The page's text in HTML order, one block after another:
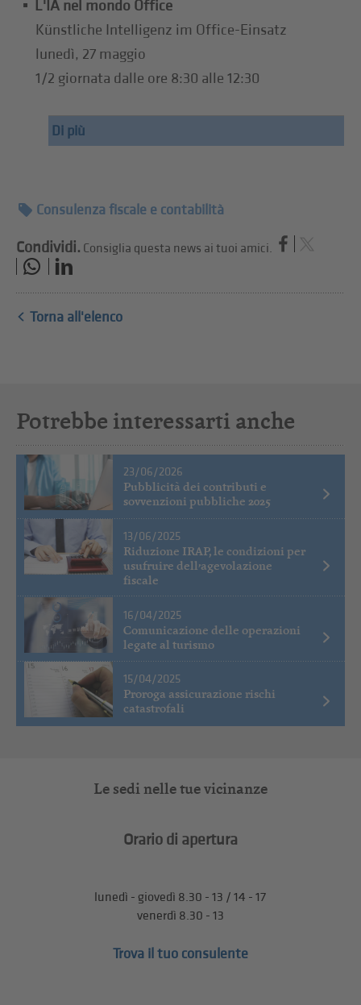
L'IA nel mondo Office
Künstliche Intelligenz im Office-Einsatz
lunedì, 27 maggio
1/2 giornata dalle ore 8:30 alle 12:30
Di più
Consulenza fiscale e contabilità
Condividi. Consiglia questa news ai tuoi amici.
Torna all'elenco
Potrebbe interessarti anche
23/06/2026
Pubblicità dei contributi e
sovvenzioni pubbliche 2025
13/06/2025
Riduzione IRAP, le condizioni per
usufruire dell’agevolazione
fiscale
16/04/2025
Comunicazione delle operazioni
legate al turismo
15/04/2025
Proroga assicurazione rischi
catastrofali
Le sedi nelle tue vicinanze
Orario di apertura
lunedì - giovedì 8.30 - 13 / 14 - 17
venerdì 8.30 - 13
Trova il tuo consulente